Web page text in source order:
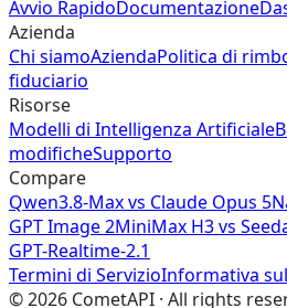
Avvio RapidoDocumentazione
Azienda
Chi siamoAziendaPolitica di
fiduciario
Risorse
Modelli di Intelligenza Artificiale
modificheSupporto
Compare
Qwen3.8-Max vs Claude Opus 5
GPT Image 2MiniMax H3 vs
GPT-Realtime-2.1
Termini di ServizioInformativa
©2026 CometAPI · All rights